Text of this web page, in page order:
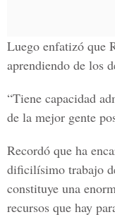
Luego enfatizó que
aprendiendo de los
“Tiene capacidad
de la mejor gente
Recordó que ha
dificilísimo trabajo
constituye una
recursos que hay